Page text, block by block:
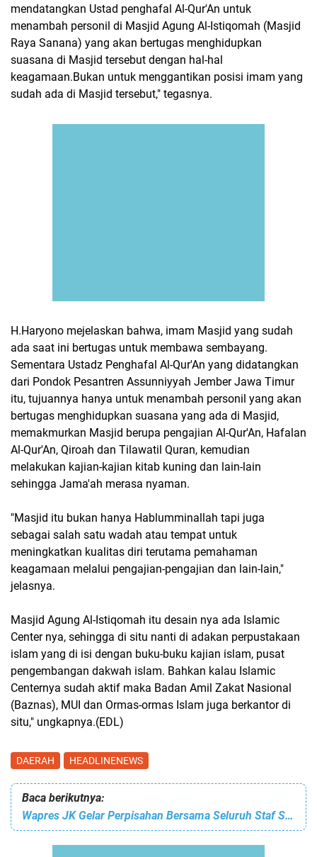
mendatangkan Ustad penghafal Al-Qur'An untuk
menambah personil di Masjid Agung Al-Istiqomah (Masjid
Raya Sanana) yang akan bertugas menghidupkan
suasana di Masjid tersebut dengan hal-hal
keagamaan.Bukan untuk menggantikan posisi imam yang
sudah ada di Masjid tersebut," tegasnya.
H.Haryono mejelaskan bahwa, imam Masjid yang sudah
ada saat ini bertugas untuk membawa sembayang.
Sementara Ustadz Penghafal Al-Qur'An yang didatangkan
dari Pondok Pesantren Assunniyyah Jember Jawa Timur
itu, tujuannya hanya untuk menambah personil yang akan
bertugas menghidupkan suasana yang ada di Masjid,
memakmurkan Masjid berupa pengajian Al-Qur'An, Hafalan
Al-Qur'An, Qiroah dan Tilawatil Quran, kemudian
melakukan kajian-kajian kitab kuning dan lain-lain
sehingga Jama'ah merasa nyaman.
"Masjid itu bukan hanya Hablumminallah tapi juga
sebagai salah satu wadah atau tempat untuk
meningkatkan kualitas diri terutama pemahaman
keagamaan melalui pengajian-pengajian dan lain-lain,"
jelasnya.
Masjid Agung Al-Istiqomah itu desain nya ada Islamic
Center nya, sehingga di situ nanti di adakan perpustakaan
islam yang di isi dengan buku-buku kajian islam, pusat
pengembangan dakwah islam. Bahkan kalau Islamic
Centernya sudah aktif maka Badan Amil Zakat Nasional
(Baznas), MUI dan Ormas-ormas Islam juga berkantor di
situ," ungkapnya.(EDL)
DAERAH HEADLINENEWS
Baca berikutnya:
Wapres JK Gelar Perpisahan Bersama Seluruh Staf Setwapres